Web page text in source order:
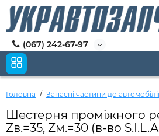
(067) 242-67-97
Головна Запасні частини до
Шестерня проміжного
Zв.=35, Zм.=30 (в-во